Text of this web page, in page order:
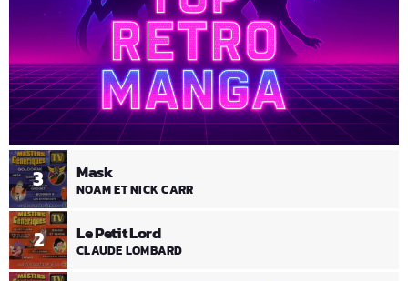
2 Le Petit Lord
CLAUDE LOMBARD
3 Mask
NOAM ET NICK CARR